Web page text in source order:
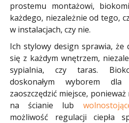
prostemu montażowi,
każdego, niezależnie od tego,
w instalacjach, czy nie.
Ich stylowy design sprawia, że
się z każdym wnętrzem,
sypialnia, czy taras.
doskonałym wyborem
zaoszczędzić miejsce,
na ścianie lub
możliwość regulacji ciepła